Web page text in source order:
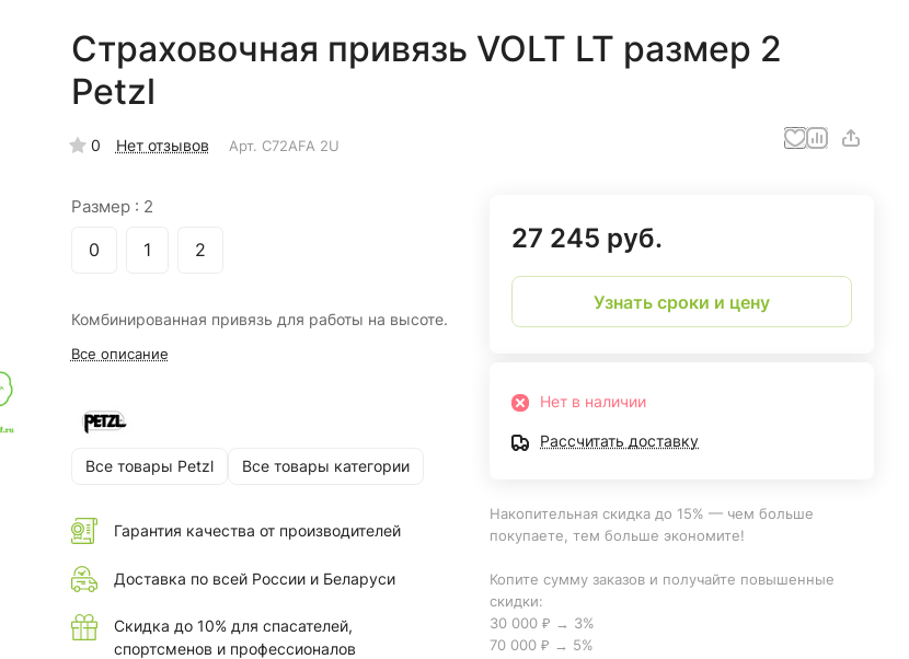
Страховочная привязь VOLT LT размер 2
Petzl
0 Нет отзывов Арт. C72AFA 2U
Размер : 2
0 1 2
Комбинированная привязь для работы на высоте.
Все описание
Все товары Petzl Все товары категории
Гарантия качества от производителей
Доставка по всей России и Беларуси
Скидка до 10% для спасателей,
спортсменов и профессионалов
27 245 руб.
Узнать сроки и цену
Нет в наличии
Рассчитать доставку
Накопительная скидка до 15% — чем больше
покупаете, тем больше экономите!
Копите сумму заказов и получайте повышенные
скидки:
30 000 ₽ → 3%
70 000 ₽ → 5%